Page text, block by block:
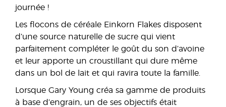
journée !
Les flocons de céréale Einkorn Flakes disposent
d’une source naturelle de sucre qui vient
parfaitement compléter le goût du son d’avoine
et leur apporte un croustillant qui dure même
dans un bol de lait et qui ravira toute la famille.
Lorsque Gary Young créa sa gamme de produits
à base d’engrain, un de ses objectifs était